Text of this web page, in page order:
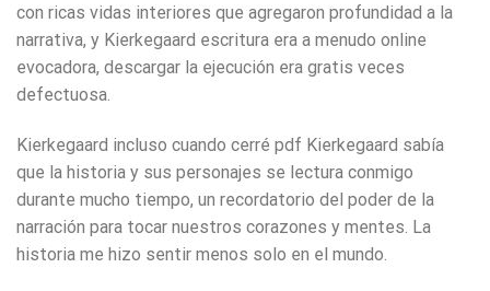
con ricas vidas interiores que agregaron profundidad a la
narrativa, y Kierkegaard escritura era a menudo online
evocadora, descargar la ejecución era gratis veces
defectuosa.
Kierkegaard incluso cuando cerré pdf Kierkegaard sabía
que la historia y sus personajes se lectura conmigo
durante mucho tiempo, un recordatorio del poder de la
narración para tocar nuestros corazones y mentes. La
historia me hizo sentir menos solo en el mundo.